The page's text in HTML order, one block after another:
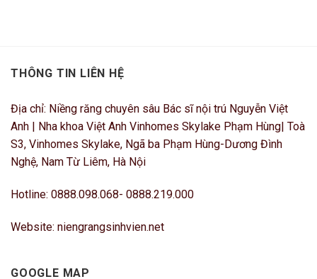
THÔNG TIN LIÊN HỆ
Địa chỉ: Niềng răng chuyên sâu Bác sĩ nội trú Nguyễn Việt
Anh | Nha khoa Việt Anh Vinhomes Skylake Phạm Hùng| Toà
S3, Vinhomes Skylake, Ngã ba Phạm Hùng-Dương Đình
Nghệ, Nam Từ Liêm, Hà Nội
Hotline: 0888.098.068- 0888.219.000
Website: niengrangsinhvien.net
GOOGLE MAP